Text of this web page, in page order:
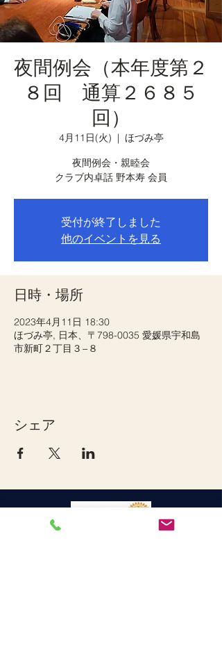
夜間例会（本年度第２
８回 通算２６８５
回）
4月11日(火)
  |
ほづみ亭
夜間例会・親睦会
クラブ内卓話 野本寿 会員
受付が終了しました
他のイベントを見る
日時・場所
2023年4月11日 18:30
ほづみ亭, 日本、〒798-0035 愛媛県宇和島
市新町２丁目３−８
シェア